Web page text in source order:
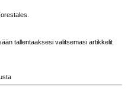
tallentaaksesi valitsemasi artikkelit